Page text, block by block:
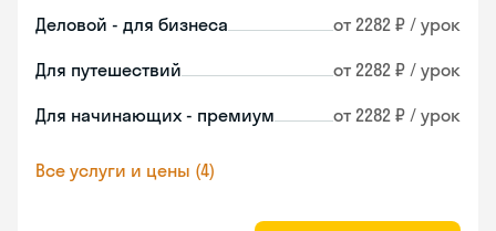
Деловой - для бизнеса от 2282 ₽ / урок
Для путешествий от 2282 ₽ / урок
Для начинающих - премиум от 2282 ₽ / урок
Все услуги и цены (4)